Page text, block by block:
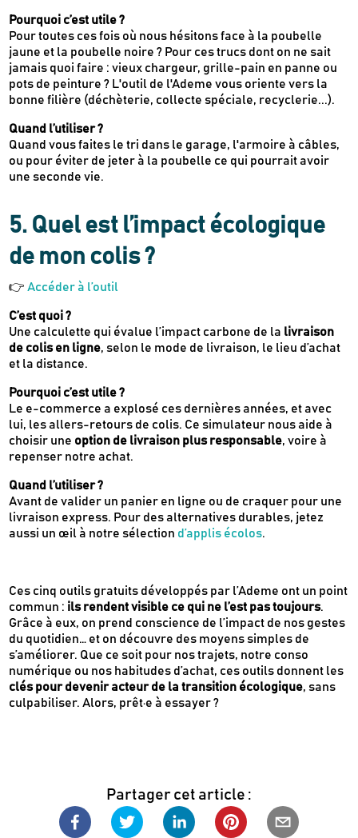
Pourquoi c’est utile ?
Pour toutes ces fois où nous hésitons face à la poubelle
jaune et la poubelle noire ? Pour ces trucs dont on ne sait
jamais quoi faire : vieux chargeur, grille-pain en panne ou
pots de peinture ? L'outil de l'Ademe vous oriente vers la
bonne filière (déchèterie, collecte spéciale, recyclerie...).
Quand l’utiliser ?
Quand vous faites le tri dans le garage, l'armoire à câbles,
ou pour éviter de jeter à la poubelle ce qui pourrait avoir
une seconde vie.
5. Quel est l’impact écologique
de mon colis ?
👉Accéder à l’outil
C’est quoi ?
Une calculette qui évalue l’impact carbone de la livraison
de colis en ligne, selon le mode de livraison, le lieu d’achat
et la distance.
Pourquoi c’est utile ?
Le e-commerce a explosé ces dernières années, et avec
lui, les allers-retours de colis. Ce simulateur nous aide à
choisir une option de livraison plus responsable, voire à
repenser notre achat.
Quand l’utiliser ?
Avant de valider un panier en ligne ou de craquer pour une
livraison express. Pour des alternatives durables, jetez
aussi un œil à notre sélection d’applis écolos.
Ces cinq outils gratuits développés par l’Ademe ont un point
commun : ils rendent visible ce qui ne l’est pas toujours.
Grâce à eux, on prend conscience de l’impact de nos gestes
du quotidien… et on découvre des moyens simples de
s’améliorer. Que ce soit pour nos trajets, notre conso
numérique ou nos habitudes d’achat, ces outils donnent les
clés pour devenir acteur de la transition écologique, sans
culpabiliser. Alors, prêt·e à essayer ?
Partager cet article :